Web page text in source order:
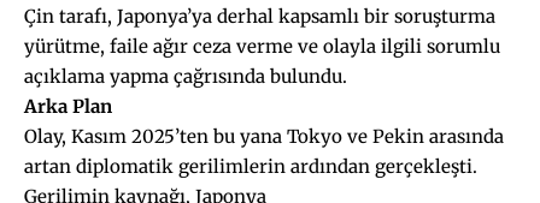
Çin tarafı, Japonya’ya derhal kapsamlı bir soruşturma
yürütme, faile ağır ceza verme ve olayla ilgili sorumlu
açıklama yapma çağrısında bulundu.
Arka Plan
Olay, Kasım 2025’ten bu yana Tokyo ve Pekin arasında
artan diplomatik gerilimlerin ardından gerçekleşti.
Gerilimin kaynağı, Japonya